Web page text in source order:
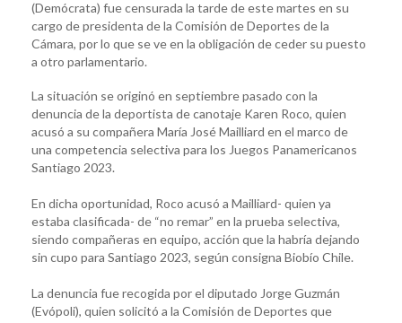
(Demócrata) fue censurada la tarde de este martes en su
cargo de presidenta de la Comisión de Deportes de la
Cámara, por lo que se ve en la obligación de ceder su puesto
a otro parlamentario.
La situación se originó en septiembre pasado con la
denuncia de la deportista de canotaje Karen Roco, quien
acusó a su compañera María José Mailliard en el marco de
una competencia selectiva para los Juegos Panamericanos
Santiago 2023.
En dicha oportunidad, Roco acusó a Mailliard- quien ya
estaba clasificada- de “no remar” en la prueba selectiva,
siendo compañeras en equipo, acción que la habría dejando
sin cupo para Santiago 2023, según consigna Biobío Chile.
La denuncia fue recogida por el diputado Jorge Guzmán
(Evópoli), quien solicitó a la Comisión de Deportes que